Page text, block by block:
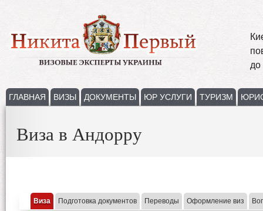
до
ГЛАВНАЯ ВИЗЫ ДОКУМЕНТЫ ЮР УСЛУГИ ТУРИЗМ
Виза в Андорру
Виза Подготовка документов Переводы Оформление виз